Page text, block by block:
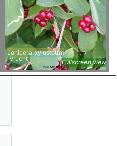
Lonicera_xylosteum
vrucht
Fullscreen view